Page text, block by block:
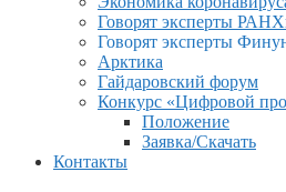
Говорят эксперты
Говорят эксперты
Арктика
Гайдаровский форум
Конкурс «Цифровой
Положение
Заявка/Скачать
Контакты